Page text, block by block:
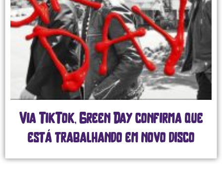
Via TikTok, Green Day confirma que
está trabalhando em novo disco